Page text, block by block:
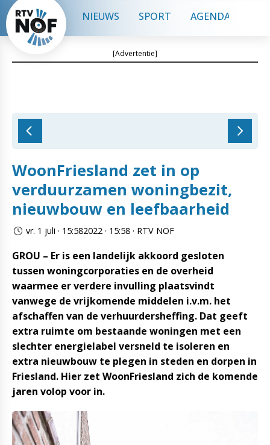
NIEUWS SPORT AGENDA
[Advertentie]
WoonFriesland zet in op
verduurzamen woningbezit,
nieuwbouw en leefbaarheid
vr. 1 juli · 15:582022 · 15:58 · RTV NOF
GROU – Er is een landelijk akkoord gesloten
tussen woningcorporaties en de overheid
waarmee er verdere invulling plaatsvindt
vanwege de vrijkomende middelen i.v.m. het
afschaffen van de verhuurdersheffing. Dat geeft
extra ruimte om bestaande woningen met een
slechter energielabel versneld te isoleren en
extra nieuwbouw te plegen in steden en dorpen in
Friesland. Hier zet WoonFriesland zich de komende
jaren volop voor in.